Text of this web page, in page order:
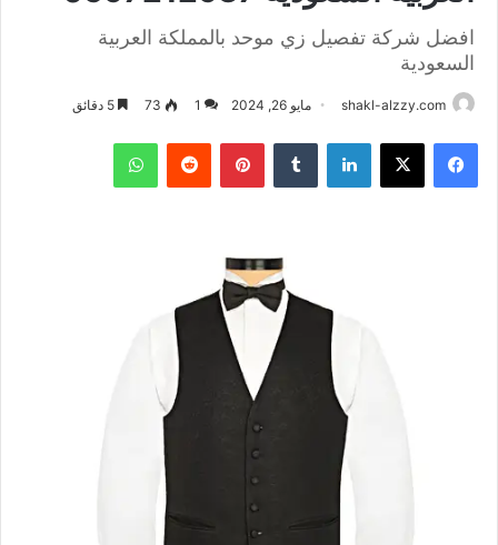
افضل شركة تفصيل زي موحد بالمملكة العربية
السعودية
shakl-alzzy.com مايو 26, 2024 1
73
فيسبوك X لينكدإن بينتيريست واتساب